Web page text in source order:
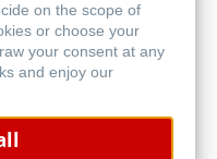
& Archivierung
on the scope of
or choose your
your consent at any
and enjoy our